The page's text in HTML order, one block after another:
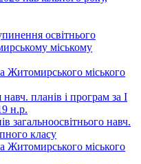
освітнього
міському
Житомирського міського
планів і програм за І
н.р.
загальноосвітнього навч.
класу
Житомирського міського